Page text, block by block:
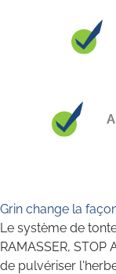
Grin change la
Le système de
RAMASSER, STOP
de pulvériser